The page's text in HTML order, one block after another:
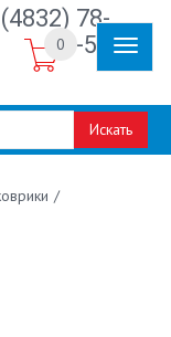
78-
30-50
Искать
0
/